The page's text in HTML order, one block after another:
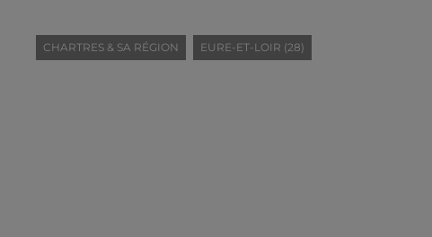
CHARTRES & SA RÉGION EURE-ET-LOIR (28)